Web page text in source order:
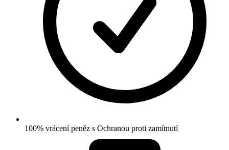
100% vrácení peněz s Ochranou proti zamítnutí